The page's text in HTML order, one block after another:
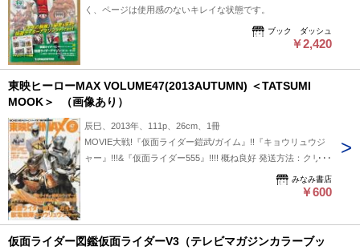
く、ページは使用感のないキレイな状態です。
ブック ダッシュ
￥2,420
東映ヒーローMAX VOLUME47(2013AUTUMN) ＜TATSUMI
MOOK＞ （画像あり）
辰巳、2013年、111p、26cm、1冊
MOVIE大戦!『仮面ライダー鎧武/ガイム』!!『キョウリュウジ
ャー』!!!&『仮面ライダー555』!!!! 概ね良好 発送方法：クリッ
みなみ書店
￥600
仮面ライダー図鑑仮面ライダーV3（テレビマガジンカラーブッ